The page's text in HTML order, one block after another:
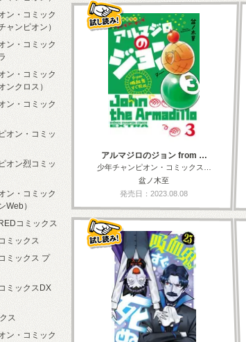
アルマジロのジョン from …
少年チャンピオン・コミックス…
盆ノ木至
発売日：2023.08.08
ン・コミック
ャンピオン）
ン・コミック
ン・コミック
ンクロス）
ン・コミック
オン・コミッ
オン烈コミッ
ン・コミック
Web）
コミックス
ミックス
ミックス プ
ミックスDX
ス
ン・コミック